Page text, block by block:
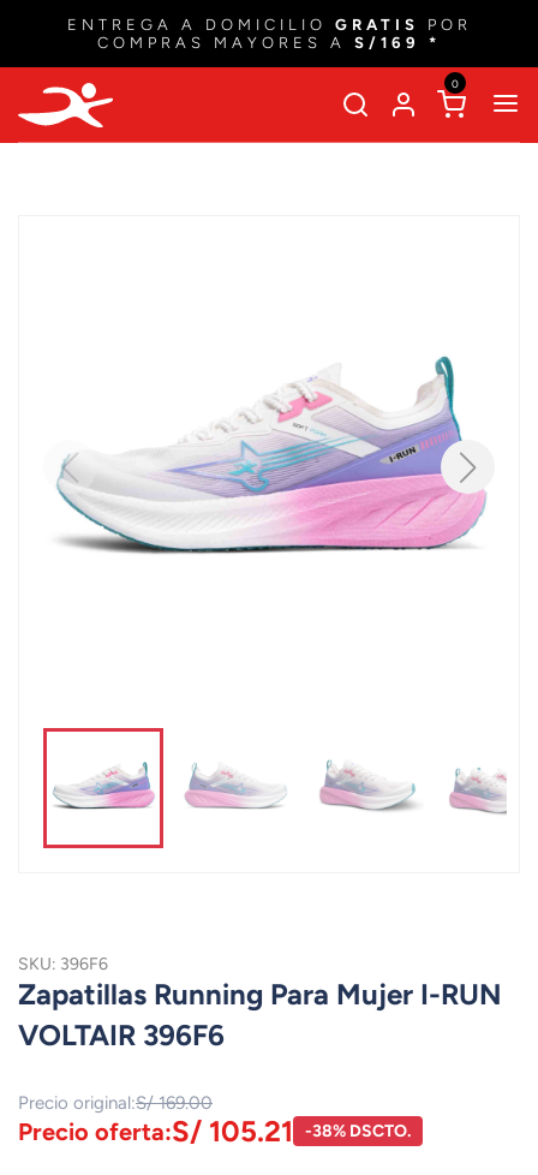
ENTREGA A DOMICILIO GRATIS
POR
COMPRAS MAYORES A S/169 *
0
SKU: 396F6
Zapatillas Running Para Mujer I-RUN
VOLTAIR 396F6
Precio original:S/ 169.00
Precio oferta:S/ 105.21 -38% DSCTO.